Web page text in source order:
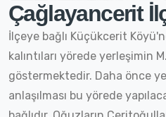
Çağlayancerit
İlçeye bağlı Küçükcerit
kalıntıları yörede yerleşimin
göstermektedir. Daha önce
anlaşılması bu yörede